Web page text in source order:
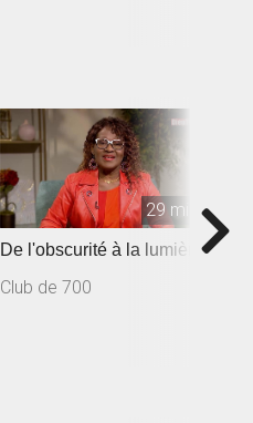
29 min
De l'obscurité à la lumière
Club de 700